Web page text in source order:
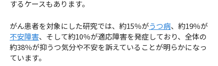
するケースもあります。
がん患者を対象にした研究では、約15％がうつ病、約19％が
不安障害、そして約10％が適応障害を発症しており、全体の
約38％が抑うつ気分や不安を訴えていることが明らかになっ
ています。